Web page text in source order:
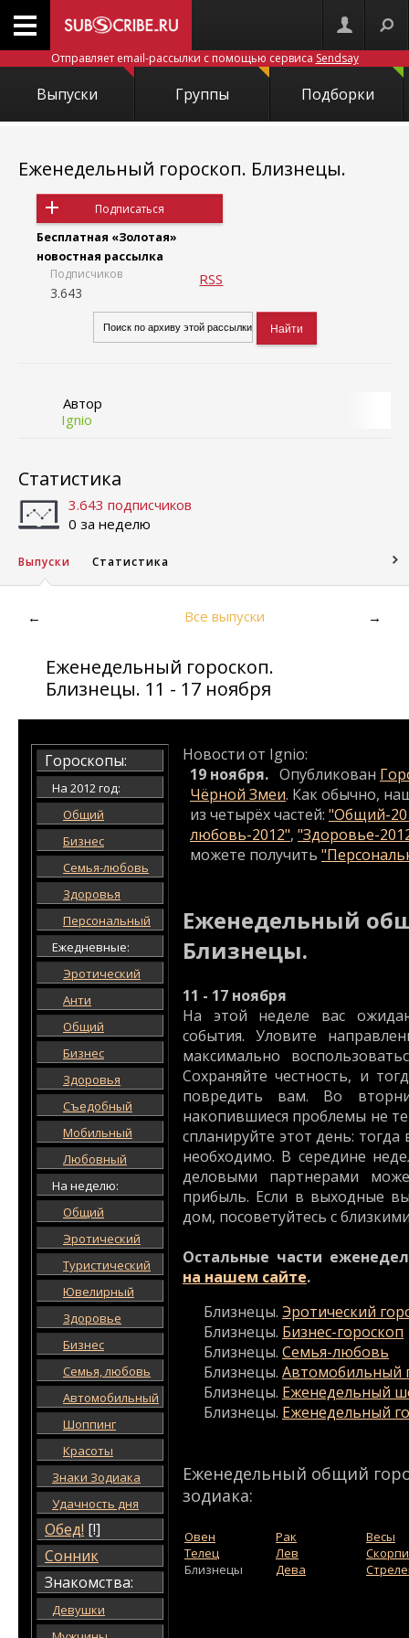
Отправляет email-рассылки с помощью сервиса Sendsay
Выпуски Группы Подборки
Еженедельный гороскоп. Близнецы.
Подписаться
Бесплатная «Золотая»
новостная рассылка
Подписчиков
3.643
RSS
Автор
Ignio
Статистика
3.643 подписчиков
0 за неделю
Выпуски Статистика
← Все выпуски →
Еженедельный гороскоп.
Близнецы. 11 - 17 ноября
Гороскопы:
На 2012 год:
Общий
Бизнес
Семья-любовь
Здоровья
Персональный
Ежедневные:
Эротический
Анти
Общий
Бизнес
Здоровья
Съедобный
Мобильный
Любовный
На неделю:
Общий
Эротический
Туристический
Ювелирный
Здоровье
Бизнес
Семья, любовь
Автомобильный
Шоппинг
Красоты
Знаки Зодиака
Удачность дня
Обед! [!]
Сонник
Знакомства:
Девушки
Новости от Ignio:
19 ноября. Опубликован
Чёрной Змеи. Как обычно,
из четырёх частей: "Общий-
любовь-2012", "Здоровье-
можете получить
Еженедельный
Близнецы.
11 - 17 ноября
На этой неделе вас
события. Уловите
максимально
Сохраняйте честность, и
повредить вам. Во
накопившиеся проблемы не
спланируйте этот день:
необходимо. В середине
деловыми партнерами
прибыль. Если в выходные
дом, посоветуйтесь с
Остальные части
на нашем сайте.
Близнецы. Эротический
Близнецы. Бизнес-гороскоп
Близнецы. Семья-любовь
Близнецы. Автомобильный
Близнецы. Еженедельный
Близнецы. Еженедельный
Еженедельный общий
зодиака:
Овен
Телец
Близнецы
Рак
Лев
Дева
Весы